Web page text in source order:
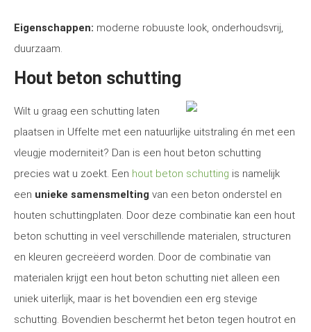
Eigenschappen: moderne robuuste look, onderhoudsvrij,
duurzaam.
Hout beton schutting
Wilt u graag een schutting laten
plaatsen in Uffelte met een natuurlijke uitstraling én met een
vleugje moderniteit? Dan is een hout beton schutting
precies wat u zoekt. Een hout beton schutting is namelijk
een unieke samensmelting van een beton onderstel en
houten schuttingplaten. Door deze combinatie kan een hout
beton schutting in veel verschillende materialen, structuren
en kleuren gecreëerd worden. Door de combinatie van
materialen krijgt een hout beton schutting niet alleen een
uniek uiterlijk, maar is het bovendien een erg stevige
schutting. Bovendien beschermt het beton tegen houtrot en